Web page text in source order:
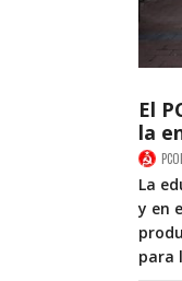
El
la
La
y en
para